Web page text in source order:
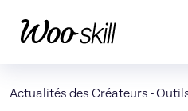
Actualités des Créateurs -